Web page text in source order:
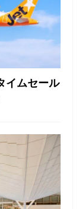
イムセール